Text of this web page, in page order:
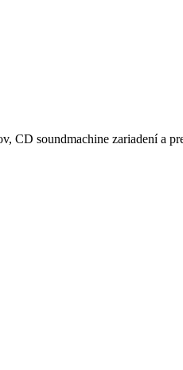
CD soundmachine zariadení a